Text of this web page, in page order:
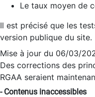
Le taux moyen de
Il est précisé que les
version publique du site.
Mise à jour du 06/03/
Des corrections des
RGAA seraient
- Contenus inaccessibles